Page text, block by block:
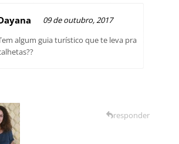
09 de outubro, 2017
algum guia turístico que te leva pra
responder